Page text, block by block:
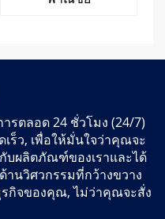
รตลอด 24 ชั่วโมง (24/7)
ร็ว, เพื่อให้มั่นใจว่าคุณจะ
บผลิตภัณฑ์ของเราและได้
นวิศวกรรมที่กว้างขวาง
กิจของคุณ, ไม่ว่าคุณจะสั่ง